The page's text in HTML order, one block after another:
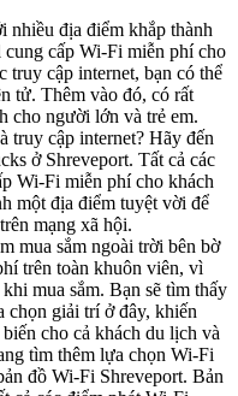
địa điểm khắp thành
cấp Wi-Fi miễn phí cho
truy cập internet, bạn có thể
tử. Thêm vào đó, có rất
cho người lớn và trẻ em.
truy cập internet? Hãy đến
ở Shreveport. Tất cả các
Wi-Fi miễn phí cho khách
một địa điểm tuyệt vời để
mạng xã hội.
mua sắm ngoài trời bên bờ
trên toàn khuôn viên, vì
mua sắm. Bạn sẽ tìm thấy
chọn giải trí ở đây, khiến
cho cả khách du lịch và
tìm thêm lựa chọn Wi-Fi
đồ Wi-Fi Shreveport. Bản